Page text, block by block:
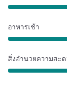
อาหารเช้า
สิ่งอำนวยความสะด